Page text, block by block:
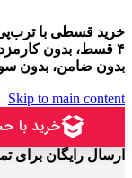
خرید قسطی با
۴ قسط، بدون کارمزد
بدون ضامن، بدون
Skip to main content
ارسال رایگان برای تمام